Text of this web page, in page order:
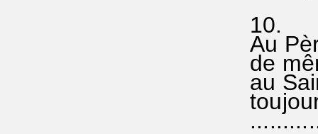
10.
Au
de
au